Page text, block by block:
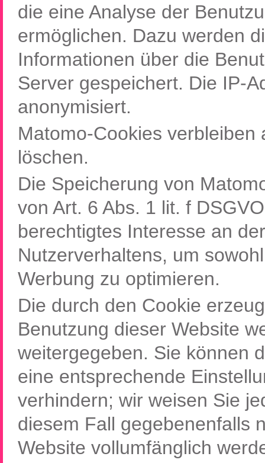
die eine Analyse der
ermöglichen. Dazu werden
Informationen über die
Server gespeichert. Die IP-
anonymisiert.
Matomo-Cookies
löschen.
Die Speicherung von
von Art. 6 Abs. 1 lit. f
berechtigtes Interesse an
Nutzerverhaltens, um
Werbung zu optimieren.
Die durch den Cookie
Benutzung dieser Website
weitergegeben. Sie können
eine entsprechende
verhindern; wir weisen Sie
diesem Fall gegebenenfalls
Website vollumfänglich